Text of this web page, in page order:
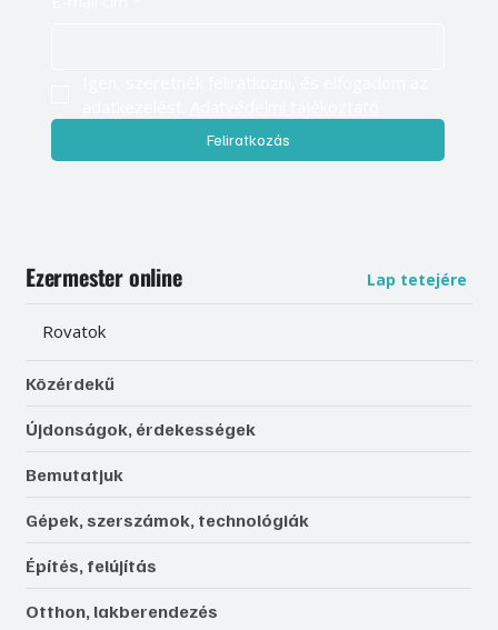
Feliratkozás
Ezermester online Lap tetejére
Rovatok
Közérdekű
Újdonságok, érdekességek
Bemutatjuk
Gépek, szerszámok, technológiák
Építés, felújítás
Otthon, lakberendezés